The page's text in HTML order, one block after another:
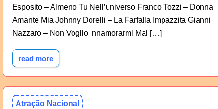
Esposito – Almeno Tu Nell’universo Franco Tozzi – Donna
Amante Mia Johnny Dorelli – La Farfalla Impazzita Gianni
Nazzaro – Non Voglio Innamorarmi Mai […]
read more
Atração Nacional